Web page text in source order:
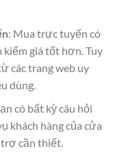
: Mua trực tuyến có
giá tốt hơn. Tuy
các trang web uy
dùng.
có bất kỳ câu hỏi
khách hàng của cửa
trợ cần thiết.